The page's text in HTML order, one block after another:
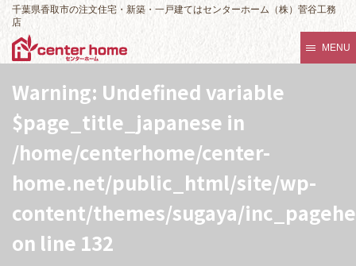
千葉県香取市の注文住宅・新築・一戸建てはセンターホーム（株）菅谷工務
店
MENU
Warning: Undefined variable
$page_title_japanese in
/home/centerhome/center-
home.net/public_html/site/wp-
content/themes/sugaya/
on line 132